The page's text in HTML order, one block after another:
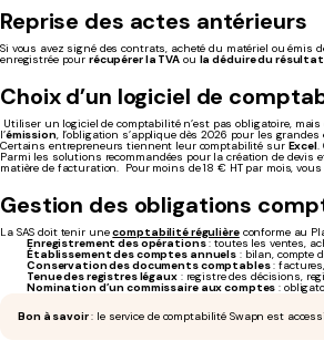
Reprise des actes antérieurs
Si vous avez signé des contrats, acheté du matériel ou émis
enregistrée pour récupérer la TVA ou la déduire du
Choix d’un logiciel de
Utiliser un logiciel de comptabilité n’est pas obligatoire,
l’émission, l’obligation s’applique dès 2026 pour les
Certains entrepreneurs tiennent leur comptabilité sur Excel.
Parmi les solutions recommandées pour la création de devis
matière de facturation. Pour moins de 18 € HT par mois,
Gestion des obligations
La SAS doit tenir unecomptabilité régulièreconforme au
Enregistrement des opérations: toutes les ventes,
Établissement des comptes annuels : bilan, compte
Conservation des documents comptables:
Tenue des registres légaux: registre des décisions,
Nomination d’un commissaire aux comptes :
Bon à savoir: le service de comptabilité Swapn est